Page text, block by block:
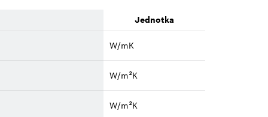
Jednotka
W/mK
W/m²K
W/m²K